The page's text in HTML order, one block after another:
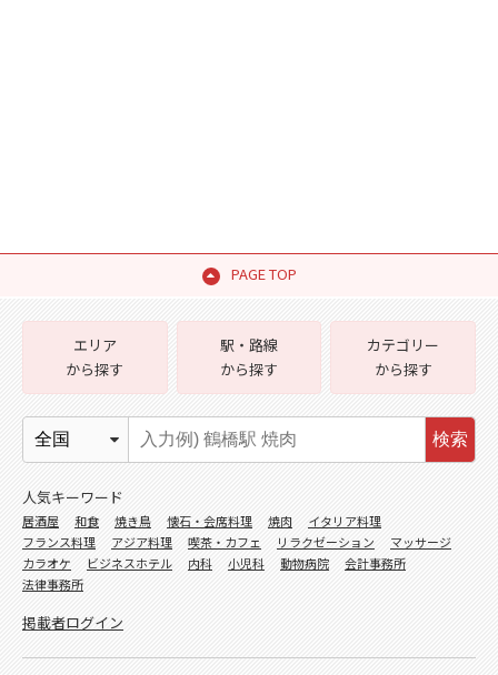
PAGE TOP
エリア
から探す
駅・路線
から探す
カテゴリー
から探す
検索
人気キーワード
居酒屋 和食 焼き鳥 懐石・会席料理 焼肉
イタリア料理
フランス料理
アジア料理 喫茶・カフェ リラクゼーション
マッサージ
カラオケ
ビジネスホテル 内科 小児科 動物病院
会計事務所
法律事務所
掲載者ログイン